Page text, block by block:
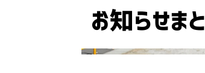
お知らせま